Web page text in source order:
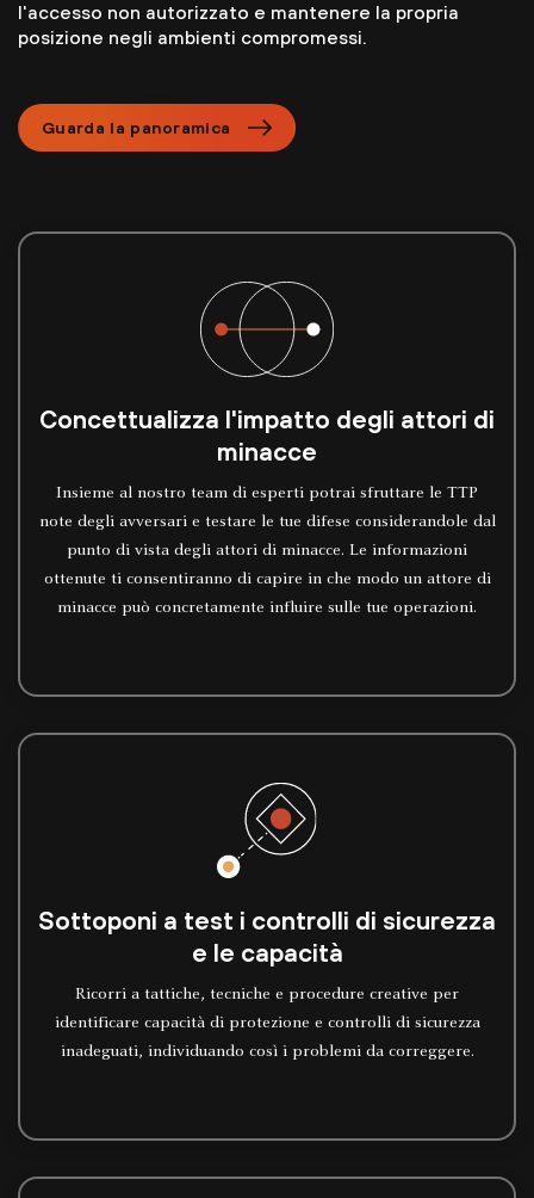
l'accesso non autorizzato e mantenere la propria
posizione negli ambienti compromessi.
Guarda la panoramica
Concettualizza l'impatto degli attori di
minacce
Insieme al nostro team di esperti potrai sfruttare le TTP
note degli avversari e testare le tue difese considerandole dal
punto di vista degli attori di minacce. Le informazioni
ottenute ti consentiranno di capire in che modo un attore di
minacce può concretamente influire sulle tue operazioni.
Sottoponi a test i controlli di sicurezza
e le capacità
Ricorri a tattiche, tecniche e procedure creative per
identificare capacità di protezione e controlli di sicurezza
inadeguati, individuando così i problemi da correggere.